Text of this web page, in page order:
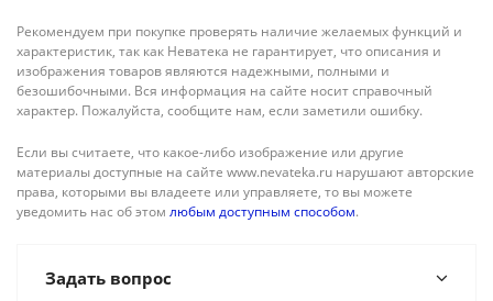
Рекомендуем при покупке проверять наличие желаемых функций и
характеристик, так как Неватека не гарантирует, что описания и
изображения товаров являются надежными, полными и
безошибочными. Вся информация на сайте носит справочный
характер. Пожалуйста, сообщите нам, если заметили ошибку.
Если вы считаете, что какое-либо изображение или другие
материалы доступные на сайте www.nevateka.ru нарушают авторские
права, которыми вы владеете или управляете, то вы можете
уведомить нас об этом любым доступным способом.
Задать вопрос